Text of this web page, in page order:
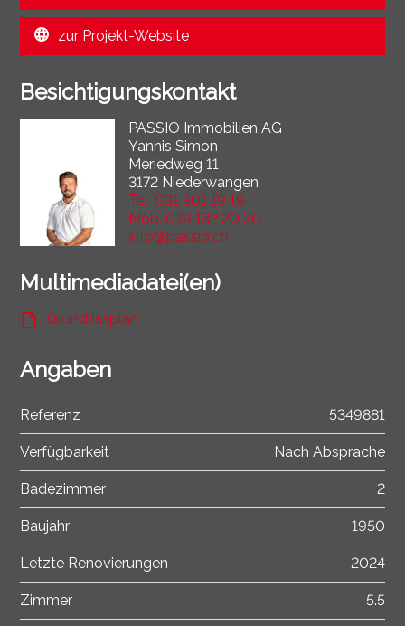
zur Projekt-Website
Besichtigungskontakt
PASSIO Immobilien AG
Yannis Simon
Meriedweg 11
3172 Niederwangen
Tel. 031 301 19 19
Mob. 079 132 20 20
info@passio.ch
Multimediadatei(en)
Grundrissplan
Angaben
Referenz 5349881
Verfügbarkeit Nach Absprache
Badezimmer 2
Baujahr 1950
Letzte Renovierungen 2024
Zimmer 5.5